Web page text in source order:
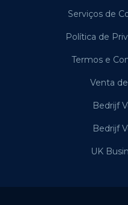
Serviços de
Política de
Termos e
Venta
Bedrijf
Bedrijf
UK